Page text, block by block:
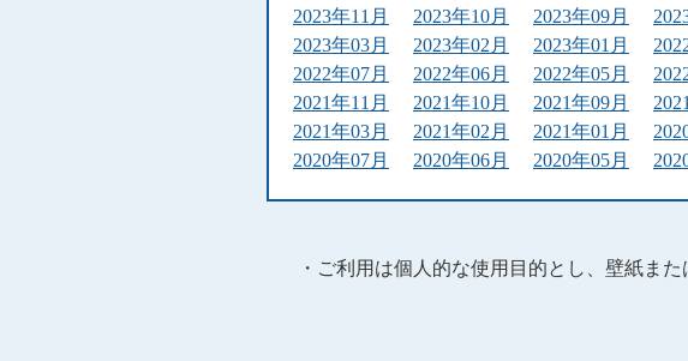
2023年11月
2023年10月 2023年09月
2023年03月
2023年02月 2023年01月
2022年07月
2022年06月 2022年05月
2021年11月
2021年10月 2021年09月
2021年03月
2021年02月 2021年01月
2020年07月
2020年06月 2020年05月
・ご利用は個人的な使用目的とし、壁紙ま